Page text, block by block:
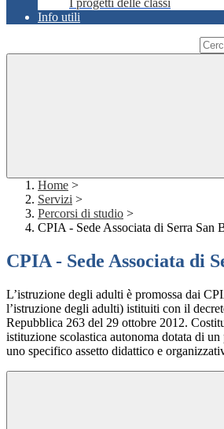
I progetti delle classi
Info utili
Home >
Servizi >
Percorsi di studio >
CPIA - Sede Associata di Serra San
CPIA - Sede Associata di
L’istruzione degli adulti è promossa dai
l’istruzione degli adulti) istituiti con il
Repubblica 263 del 29 ottobre 2012.
istituzione scolastica autonoma dotata di
uno specifico assetto didattico e